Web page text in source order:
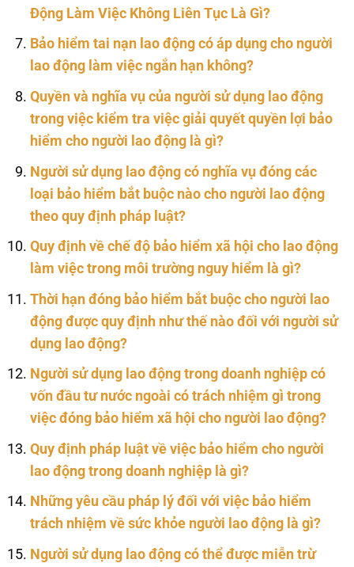
Động Làm Việc Không Liên Tục Là Gì?
Bảo hiểm tai nạn lao động có áp dụng cho người
lao động làm việc ngắn hạn không?
Quyền và nghĩa vụ của người sử dụng lao động
trong việc kiểm tra việc giải quyết quyền lợi bảo
hiểm cho người lao động là gì?
Người sử dụng lao động có nghĩa vụ đóng các
loại bảo hiểm bắt buộc nào cho người lao động
theo quy định pháp luật?
Quy định về chế độ bảo hiểm xã hội cho lao động
làm việc trong môi trường nguy hiểm là gì?
Thời hạn đóng bảo hiểm bắt buộc cho người lao
động được quy định như thế nào đối với người sử
dụng lao động?
Người sử dụng lao động trong doanh nghiệp có
vốn đầu tư nước ngoài có trách nhiệm gì trong
việc đóng bảo hiểm xã hội cho người lao động?
Quy định pháp luật về việc bảo hiểm cho người
lao động trong doanh nghiệp là gì?
Những yêu cầu pháp lý đối với việc bảo hiểm
trách nhiệm về sức khỏe người lao động là gì?
Người sử dụng lao động có thể được miễn trừ